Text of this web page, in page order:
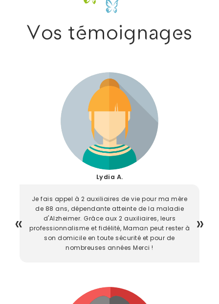
Vos témoignages
Lydia A.
Je fais appel à 2 auxiliaires de vie pour ma mère
de 88 ans, dépendante atteinte de la maladie
d'Alzheimer. Grâce aux 2 auxiliaires, leurs
professionnalisme et fidélité, Maman peut rester à
son domicile en toute sécurité et pour de
nombreuses années Merci !